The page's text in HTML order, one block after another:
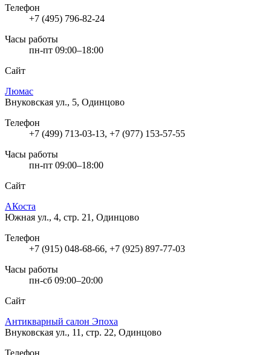
Телефон
+7 (495) 796-82-24
Часы работы
пн-пт 09:00–18:00
Сайт
Люмас
Внуковская ул., 5, Одинцово
Телефон
+7 (499) 713-03-13, +7 (977) 153-57-55
Часы работы
пн-пт 09:00–18:00
Сайт
АКоста
Южная ул., 4, стр. 21, Одинцово
Телефон
+7 (915) 048-68-66, +7 (925) 897-77-03
Часы работы
пн-сб 09:00–20:00
Сайт
Антикварный салон Эпоха
Внуковская ул., 11, стр. 22, Одинцово
Телефон